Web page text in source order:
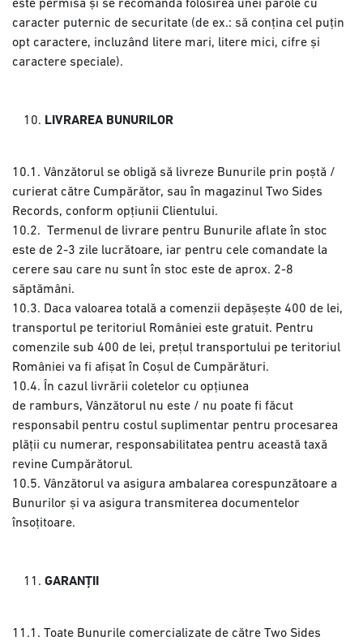
este permisă și se recomandă folosirea unei parole cu
caracter puternic de securitate (de ex.: să conțina cel puțin
opt caractere, incluzând litere mari, litere mici, cifre și
caractere speciale).
LIVRAREA BUNURILOR
10.1. Vânzătorul se obligă să livreze Bunurile prin poștă /
curierat către Cumpărător, sau în magazinul Two Sides
Records, conform opțiunii Clientului.
10.2. Termenul de livrare pentru Bunurile aflate în stoc
este de 2-3 zile lucrătoare, iar pentru cele comandate la
cerere sau care nu sunt în stoc este de aprox. 2-8
săptămâni.
10.3. Daca valoarea totală a comenzii depășește 400 de lei,
transportul pe teritoriul României este gratuit. Pentru
comenzile sub 400 de lei, prețul transportului pe teritoriul
României va fi afișat în Coșul de Cumpărături.
10.4. În cazul livrării coletelor cu opțiunea
de ramburs, Vânzătorul nu este / nu poate fi făcut
responsabil pentru costul suplimentar pentru procesarea
plății cu numerar, responsabilitatea pentru această taxă
revine Cumpărătorul.
10.5. Vânzătorul va asigura ambalarea corespunzătoare a
Bunurilor și va asigura transmiterea documentelor
însoțitoare.
GARANȚII
11.1. Toate Bunurile comercializate de către Two Sides